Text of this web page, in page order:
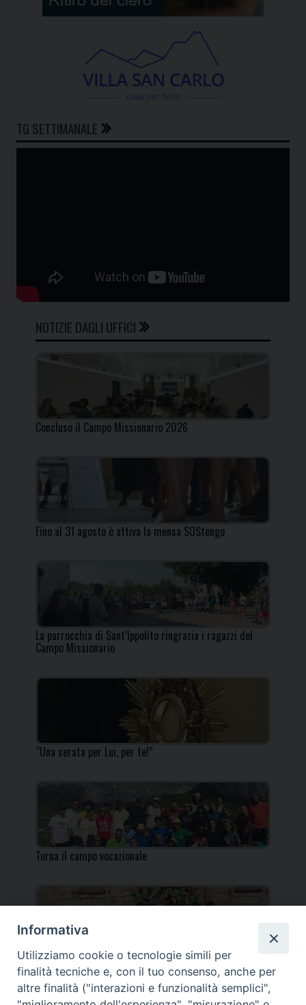
TG SETTIMANALE
NOTIZIE DAGLI UFFICI
Concluso il Campo Missionario 2026
Fino al 31 agosto è attiva la mensa SOStengo
La parrocchia di Sant’Ippolito ringrazia i ragazzi del
Campo Missionario
“Una serata per Lui, per te!”
Torna il campo vocazionale
Torna il Campo Missionario Diocesano
Informativa
Utilizziamo cookie o tecnologie simili per
finalità tecniche e, con il tuo consenso, anche per
altre finalità ("interazioni e funzionalità semplici",